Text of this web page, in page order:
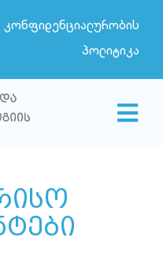
კონფიდენციალურობის
პოლიტიკა